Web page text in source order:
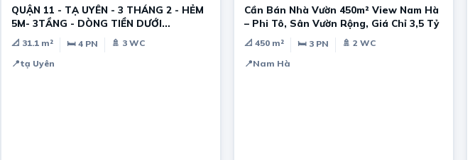
QUẬN 11 - TẠ UYÊN - 3 THÁNG 2 - HẺM
5M- 3TẦNG - DÒNG TIỀN DƯỚI
20TR/THÁNG -
📐 31.1 m² 🛏 4 PN
🚿 3 WC
📍tạ Uyên
Cần Bán Nhà Vườn 450m² View Nam Hà
– Phi Tô, Sân Vườn Rộng, Giá Chỉ 3,5 Tỷ
📐 450 m² 🛏 3 PN
🚿 2 WC
📍Nam Hà